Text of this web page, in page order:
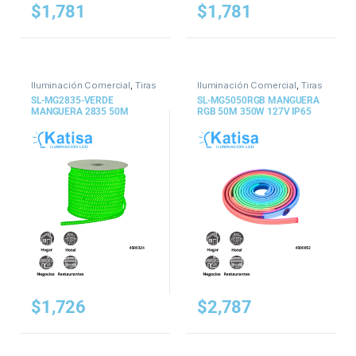
$1,781 $1,781
Iluminación Comercial, Tiras
y Mangueras
SL-MG2835-VERDE
MANGUERA 2835 50M
$1,726
Iluminación Comercial, Tiras
y Mangueras
SL-MG5050RGB MANGUERA
RGB 50M 350W 127V IP65
$2,787